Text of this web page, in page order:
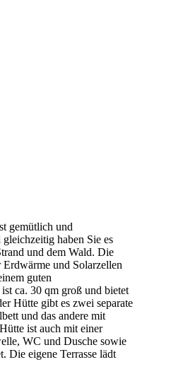
gemütlich und
haben Sie es
und dem Wald. Die
und Solarzellen
guten
ca. 30 qm groß und bietet
Hütte gibt es zwei separate
und das andere mit
ist auch mit einer
WC und Dusche sowie
Die eigene Terrasse lädt